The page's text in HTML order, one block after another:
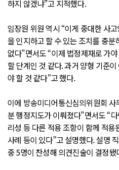
하지 않겠냐”고 지적했다.
임장원 위원 역시 “이게 중대한 사
을 인지하고 할 수 있는 조치를 충
없다”면서도 “이제 법정제재로 가
할 단계인 것 같다. 과거 양형 기준
야 할 것 같다”고 했다.
이에 방송미디어통신심의위원회
분 행정지도가 이뤄졌다”면서도 “
리성 등 다른 적용 조항이 함께 적
사례 등이 있다”고 설명했다. 설명
중 5명이 찬성해 의견진술이 결정됐